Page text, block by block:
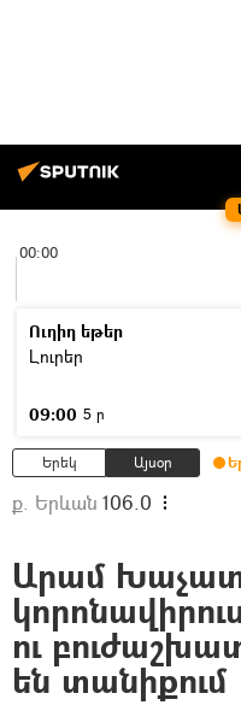
00:00
Ուղիղ եթեր
Լուրեր
09:00 5 ր
Երեկ Այսօր
ք. Երևան 106.0
Արամ
ու
են տանիքում